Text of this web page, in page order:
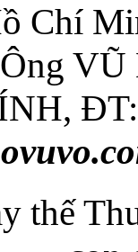
Chí
thế